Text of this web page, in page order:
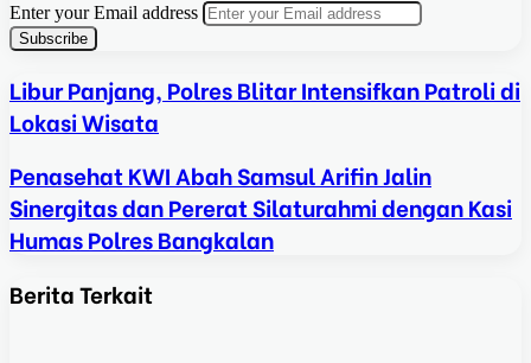
Enter your Email address
Libur Panjang, Polres Blitar Intensifkan Patroli di
Lokasi Wisata
Penasehat KWI Abah Samsul Arifin Jalin
Sinergitas dan Pererat Silaturahmi dengan Kasi
Humas Polres Bangkalan
Berita Terkait